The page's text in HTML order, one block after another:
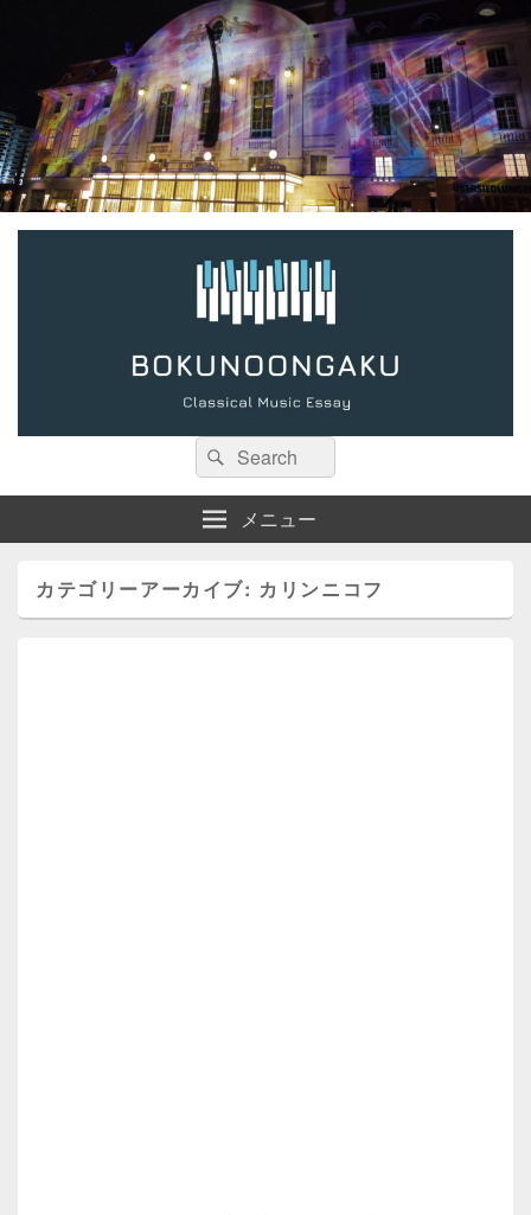
検
索:
検
索
メニュー
カテゴリーアーカイブ: カリンニコフ